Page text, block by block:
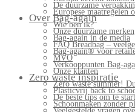
De duurzame
Europese maatregelen
Over Bag-again
Wie ben ik?
Onze duurzame merken
Bag-again in de media
FAQ Breadbag –
Bag-again® voor
MVO
Verkooppunten Bag-
Onze klanten
Zero waste inspiratie
Zero waste summer!
Plasticvrij back to
De beste tips om te
Schoonmaken zonder